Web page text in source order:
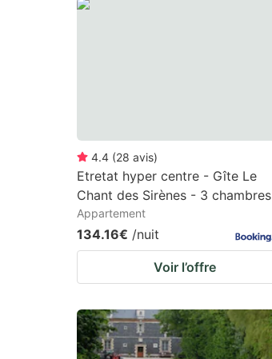
keyboard
shortcuts
for
changing
dates.
4.4 (28 avis)
Etretat hyper centre - Gîte Le
Chant des Sirènes - 3 chambres
Appartement
134.16€ /nuit
Voir l’offre